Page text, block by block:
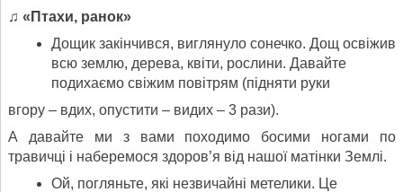
♫ «Птахи, ранок»
Дощик закінчився, виглянуло сонечко. Дощ освіжив
всю землю, дерева, квіти, рослини. Давайте
подихаємо свіжим повітрям (підняти руки
вгору – вдих, опустити – видих – 3 рази).
А давайте ми з вами походимо босими ногами по
травичці і наберемося здоров’я від нашої матінки Землі.
Ой, погляньте, які незвичайні метелики. Це